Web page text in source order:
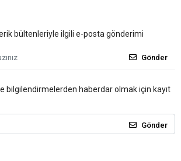
bültenleriyle ilgili e-posta gönderimi
Gönder
bilgilendirmelerden haberdar olmak için kayıt
Gönder